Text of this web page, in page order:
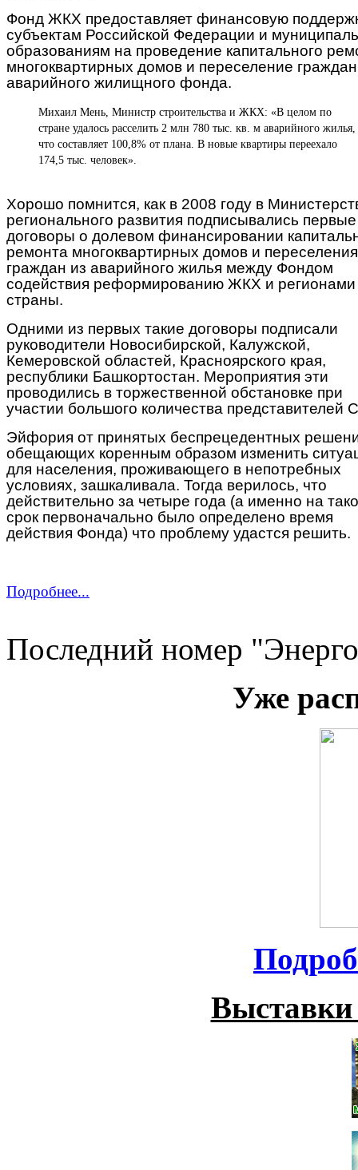
Фонд ЖКХ предоставляет финансовую
субъектам Российской Федерации и
образованиям на проведение капитального
многоквартирных домов и переселение
аварийного жилищного фонда.
Михаил Мень, Министр строительства и ЖКХ: «В целом по
стране удалось расселить 2 млн 780 тыс. кв. м аварийного жилья,
что составляет 100,8% от плана. В новые квартиры переехало
174,5 тыс. человек».
Хорошо помнится, как в 2008 году в
регионального развития подписывались первые
договоры о долевом финансировании
ремонта многоквартирных домов и переселения
граждан из аварийного жилья между Фондом
содействия реформированию ЖКХ и регионами
страны.
Одними из первых такие договоры подписали
руководители Новосибирской, Калужской,
Кемеровской областей, Красноярского края,
республики Башкортостан. Мероприятия эти
проводились в торжественной обстановке при
участии большого количества представителей
Эйфория от принятых беспрецедентных
обещающих коренным образом изменить
для населения, проживающего в непотребных
условиях, зашкаливала. Тогда верилось, что
действительно за четыре года (а именно на
срок первоначально было определено время
действия Фонда) что проблему удастся решить.
Подробнее...
Последний номер
Уже